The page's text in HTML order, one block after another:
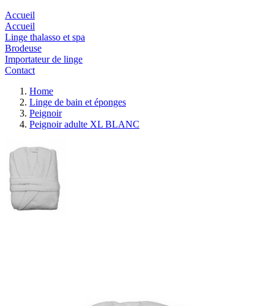
Accueil
Accueil
Linge thalasso et spa
Brodeuse
Importateur de linge
Contact
Home
Linge de bain et éponges
Peignoir
Peignoir adulte XL BLANC